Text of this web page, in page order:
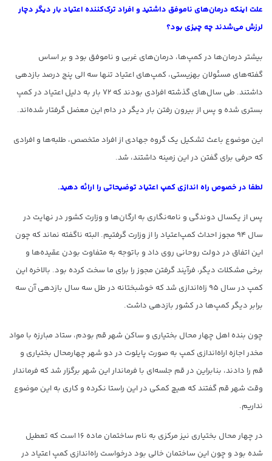
علت اینکه درمان‌های ناموفق داشتید و افراد ترک‌کننده اعتیاد بار دیگر دچار
لرزش می‌شدند چه چیزی بود؟
بیشتر درمان‌ها در کمپ‌ها، درمان‌های غربی و ناموفق بود و بر اساس
گفته‌های مسئولان بهزیستی، کمپ‌های اعتیاد تنها سه الی پنج درصد بازدهی
داشتند. طی سال‌های گذشته افرادی بودند که ۷۲ بار به دلیل اعتیاد در کمپ‌
بستری شده و پس از بیرون رفتن بار دیگر در دام این معضل گرفتار شده‌اند.
این موضوع باعث تشکیل یک گروه جهادی از افراد متخصص، طلبه‌ها و افرادی
که حرفی برای گفتن در این زمینه داشتند، شد.
لطفا در خصوص راه اندازی کمپ اعتیاد توضیحاتی را ارائه دهید.
پس از یکسال دوندگی و نامه‌نگاری به ارگان‌ها و وزارت کشور در نهایت در
سال ۹۴ مجوز احداث کمپ‌اعتیاد را از وزارت گرفتیم. البته ناگفته نماند که چون
این اتفاق در دولت روحانی روی داد و باتوجه به متفاوت بودن عقیده‌ها و
برخی مشکلات دیگر، فرآیند گرفتن مجوز را برای ما سخت کرده بود. بالاخره این
کمپ در سال ۹۵ زاه‌اندازی شد که خوشبختانه در طل سه سال بازدهی آن سه
برابر دیگر کمپ‌ها در کشور بازدهی داشت.
چون بنده اهل چهار محال بختیاری و ساکن شهر قم بودم، ستاد مبارزه با مواد
مخدر اجازه اراه‌اندازی کمپ به صورت پایلوت در دو شهر چهارمحال بختیاری و
قم را دادند، بنابراین در قم جلسه‌ای با فرماندار این شهر برگزار شد که فرماندار
وقت شهر قم گفتند که هیچ کمکی در این راستا نکرده و کاری به این موضوع
نداریم.
در چهار محال بختیاری نیز مرکزی به نام ساختمان ماده ۱۶ است که تعطیل
شده بود و چون این ساختمان خالی بود درخواست راه‌اندازی کمپ اعتیاد در